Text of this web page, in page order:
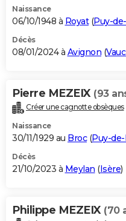
Naissance
06/10/1948 à Royat(Puy-
Décès
08/01/2024 à Avignon (
Pierre MEZEIX (93
Créer une cagnotte obsèques
Naissance
30/11/1929 au Broc(Puy-
Décès
21/10/2023 à Meylan (Isère)
Philippe MEZEIX (70